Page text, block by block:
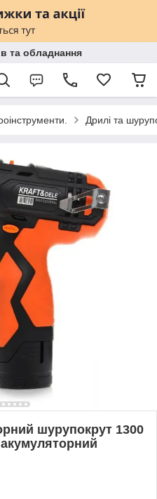
та обладнання
Дрилі та
шурупокрут 1300